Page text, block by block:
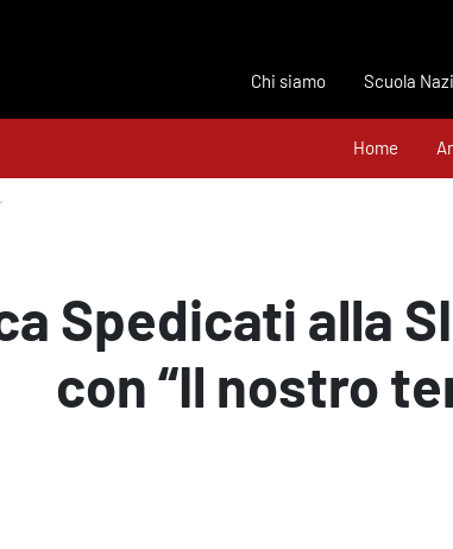
Chi siamo Scuola
Home
Spedicati alla
con “Il nostro